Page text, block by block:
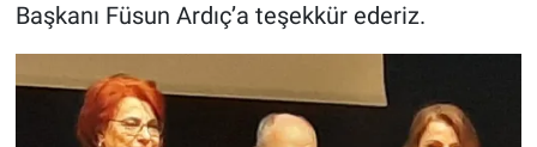
Başkanı Füsun Ardıç’a teşekkür ederiz.